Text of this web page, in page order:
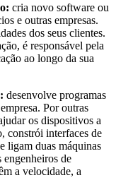
cria novo software ou
e outras empresas.
dos seus clientes.
é responsável pela
ao longo da sua
desenvolve programas
Por outras
os dispositivos a
constrói interfaces de
ligam duas máquinas
engenheiros de
a velocidade, a